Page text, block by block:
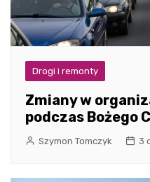
Drogi i remonty
Zmiany w
podczas Bożego
Szymon Tomczyk 3